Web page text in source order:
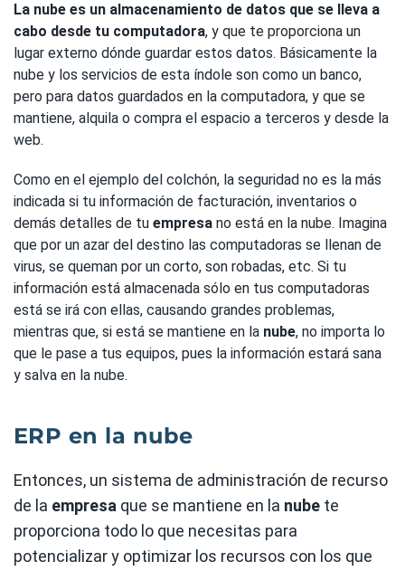
La nube es un almacenamiento de datos que se lleva a
cabo desde tu computadora, y que te proporciona un
lugar externo dónde guardar estos datos. Básicamente la
nube y los servicios de esta índole son como un banco,
pero para datos guardados en la computadora, y que se
mantiene, alquila o compra el espacio a terceros y desde la
web.
Como en el ejemplo del colchón, la seguridad no es la más
indicada si tu información de facturación, inventarios o
demás detalles de tu empresa no está en la nube. Imagina
que por un azar del destino las computadoras se llenan de
virus, se queman por un corto, son robadas, etc. Si tu
información está almacenada sólo en tus computadoras
está se irá con ellas, causando grandes problemas,
mientras que, si está se mantiene en la nube, no importa lo
que le pase a tus equipos, pues la información estará sana
y salva en la nube.
ERP en la nube
Entonces, un sistema de administración de recurso
de la empresa que se mantiene en la nube te
proporciona todo lo que necesitas para
potencializar y optimizar los recursos con los que